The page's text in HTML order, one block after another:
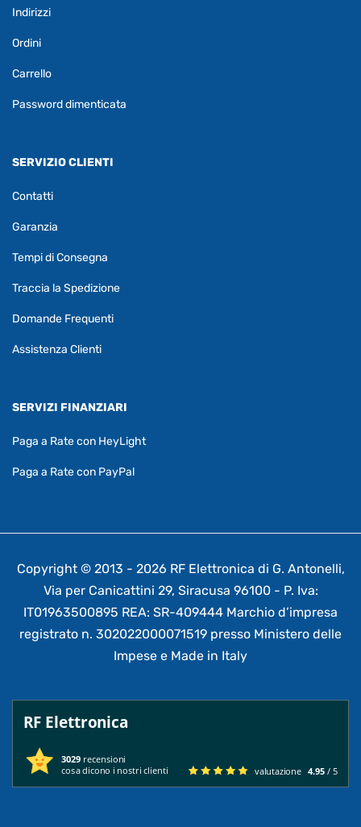
Indirizzi
Ordini
Carrello
Password dimenticata
SERVIZIO CLIENTI
Contatti
Garanzia
Tempi di Consegna
Traccia la Spedizione
Domande Frequenti
Assistenza Clienti
SERVIZI FINANZIARI
Paga a Rate con HeyLight
Paga a Rate con PayPal
Copyright © 2013 - 2026 RF Elettronica di G. Antonelli,
Via per Canicattini 29, Siracusa 96100 - P. Iva:
IT01963500895 REA: SR-409444 Marchio d’impresa
registrato n. 302022000071519 presso Ministero delle
Impese e Made in Italy
RF Elettronica
3029 recensioni
cosa dicono i nostri clienti
valutazione 4.95 / 5